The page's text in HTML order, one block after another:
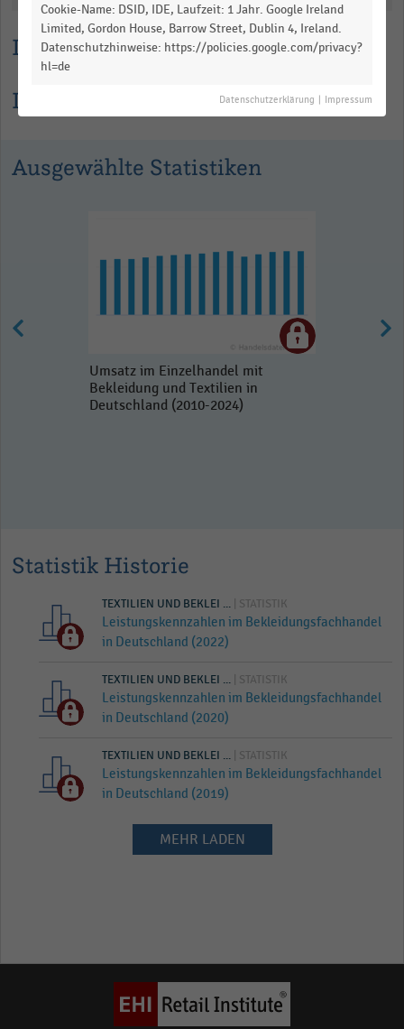
Lesehilfe
Informationen zur Statistik
Ausgewählte Statistiken
Umsatz im Einzelhandel mit
Bekleidung und Textilien in
Deutschland (2010-2024)
Statistik Historie
TEXTILIEN UND BEKLEI ... | STATISTIK
Leistungskennzahlen im Bekleidungsfachhandel
in Deutschland (2022)
TEXTILIEN UND BEKLEI ... | STATISTIK
Leistungskennzahlen im Bekleidungsfachhandel
in Deutschland (2020)
TEXTILIEN UND BEKLEI ... | STATISTIK
Leistungskennzahlen im Bekleidungsfachhandel
in Deutschland (2019)
MEHR LADEN
Cookie-Name: DSID, IDE, Laufzeit: 1 Jahr. Google Ireland
Limited, Gordon House, Barrow Street, Dublin 4, Ireland.
Datenschutzhinweise: https://policies.google.com/privacy?
hl=de
Datenschutzerklärung Impressum